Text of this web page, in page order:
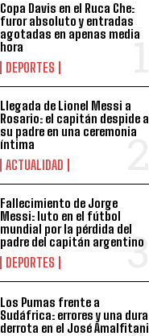
Copa Davis en el Ruca Che:
furor absoluto y entradas
agotadas en apenas media
hora
DEPORTES
Llegada de Lionel Messi a
Rosario: el capitán despide a
su padre en una ceremonia
íntima
ACTUALIDAD
Fallecimiento de Jorge
Messi: luto en el fútbol
mundial por la pérdida del
padre del capitán argentino
DEPORTES
Los Pumas frente a
Sudáfrica: errores y una dura
derrota en el José Amalfitani